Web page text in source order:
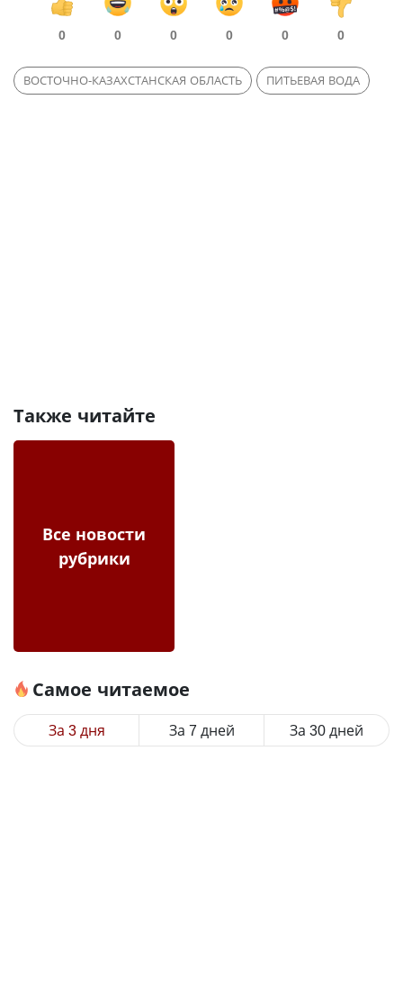
0 0 0 0 0 0
ВОСТОЧНО-КАЗАХСТАНСКАЯ ОБЛАСТЬ ПИТЬЕВАЯ ВОДА
Также читайте
Все новости
рубрики
Самое читаемое
За 3 дня За 7 дней За 30 дней